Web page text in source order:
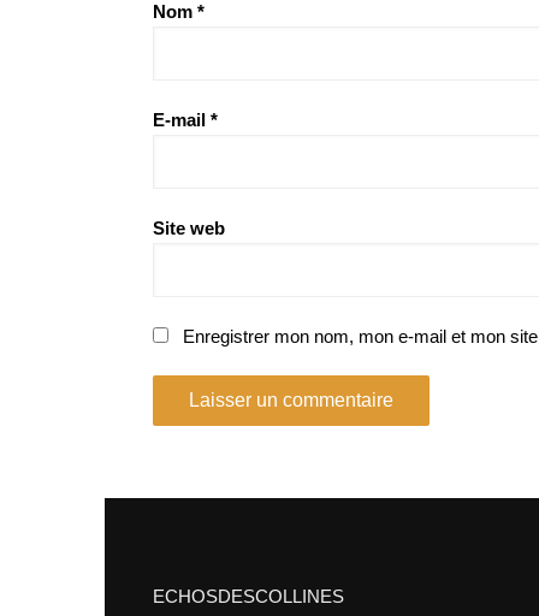
Nom *
E-mail *
Site web
Enregistrer mon nom, mon e-mail et mon
ECHOSDESCOLLINES